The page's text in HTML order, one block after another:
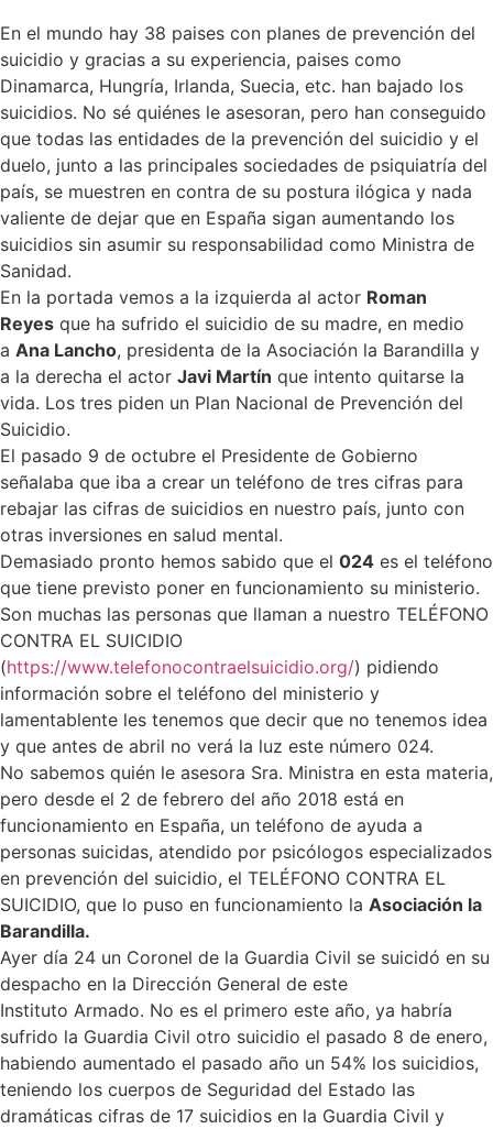
En el mundo hay 38 paises con planes de prevención del
suicidio y gracias a su experiencia, paises como
Dinamarca, Hungría, Irlanda, Suecia, etc. han bajado los
suicidios. No sé quiénes le asesoran, pero han conseguido
que todas las entidades de la prevención del suicidio y el
duelo, junto a las principales sociedades de psiquiatría del
país, se muestren en contra de su postura ilógica y nada
valiente de dejar que en España sigan aumentando los
suicidios sin asumir su responsabilidad como Ministra de
Sanidad.
En la portada vemos a la izquierda al actor Roman
Reyes que ha sufrido el suicidio de su madre, en medio
a Ana Lancho, presidenta de la Asociación la Barandilla y
a la derecha el actor Javi Martín que intento quitarse la
vida. Los tres piden un Plan Nacional de Prevención del
Suicidio.
El pasado 9 de octubre el Presidente de Gobierno
señalaba que iba a crear un teléfono de tres cifras para
rebajar las cifras de suicidios en nuestro país, junto con
otras inversiones en salud mental.
Demasiado pronto hemos sabido que el 024 es el teléfono
que tiene previsto poner en funcionamiento su ministerio.
Son muchas las personas que llaman a nuestro TELÉFONO
CONTRA EL SUICIDIO
(https://www.telefonocontraelsuicidio.org/) pidiendo
información sobre el teléfono del ministerio y
lamentablente les tenemos que decir que no tenemos idea
y que antes de abril no verá la luz este número 024.
No sabemos quién le asesora Sra. Ministra en esta materia,
pero desde el 2 de febrero del año 2018 está en
funcionamiento en España, un teléfono de ayuda a
personas suicidas, atendido por psicólogos especializados
en prevención del suicidio, el TELÉFONO CONTRA EL
SUICIDIO, que lo puso en funcionamiento la Asociación la
Barandilla.
Ayer día 24 un Coronel de la Guardia Civil se suicidó en su
despacho en la Dirección General de este
Instituto Armado. No es el primero este año, ya habría
sufrido la Guardia Civil otro suicidio el pasado 8 de enero,
habiendo aumentado el pasado año un 54% los suicidios,
teniendo los cuerpos de Seguridad del Estado las
dramáticas cifras de 17 suicidios en la Guardia Civil y